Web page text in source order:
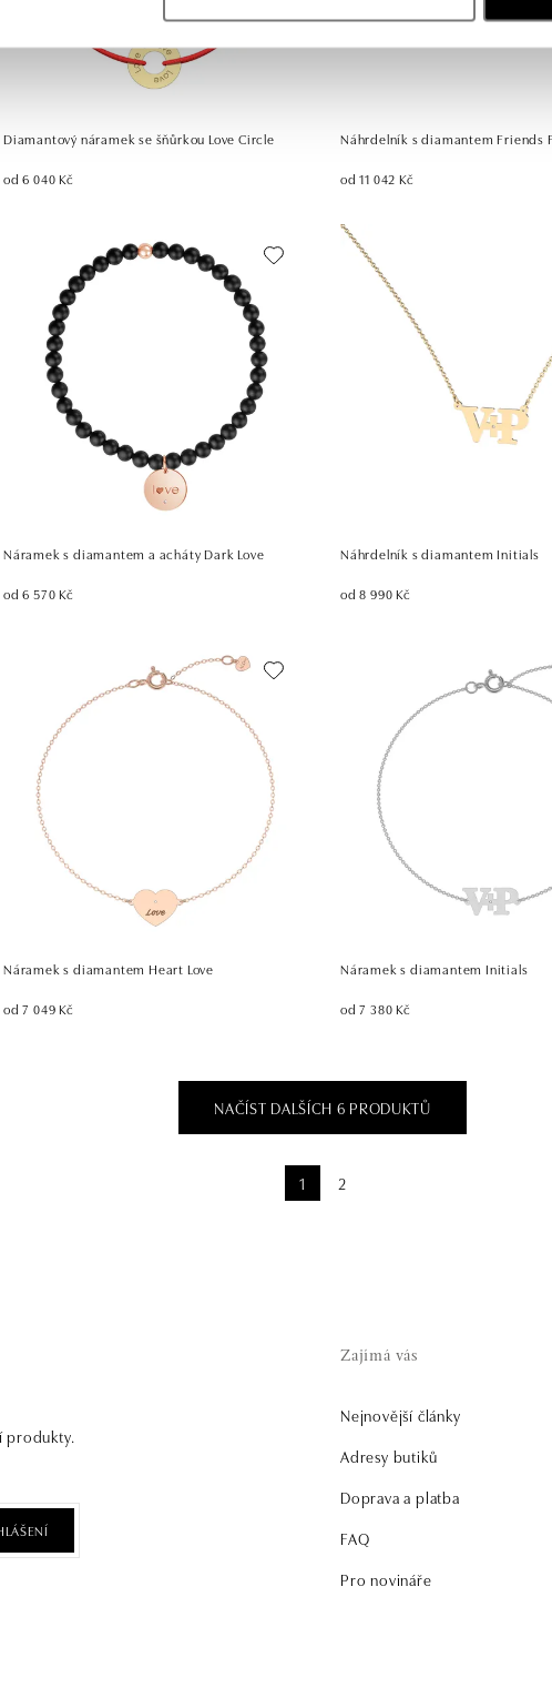
Diamantový náramek se šňůrkou Love Circle
od 6 040 Kč
Náhrdelník s diamantem Friends
od 11 042 Kč
Náramek s diamantem a acháty Dark Love
od 6 570 Kč
Náhrdelník s diamantem Initials
od 8 990 Kč
Náramek s diamantem Heart Love
od 7 049 Kč
Náramek s diamantem Initials
od 7 380 Kč
NAČÍST DALŠÍCH 6 PRODUKTŮ
1 2
produkty.
Zajímá vás
Nejnovější články
Adresy butiků
Doprava a platba
FAQ
Pro novináře